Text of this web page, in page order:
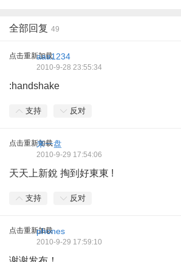
全部回复 49
点击重新加载aaa1234
2010-9-28 23:55:34
:handshake
支持 反对
点击重新加载
来一盘
2010-9-29 17:54:06
天天上新銳 掏到好東東 !
支持 反对
点击重新加载
phones
2010-9-29 17:59:10